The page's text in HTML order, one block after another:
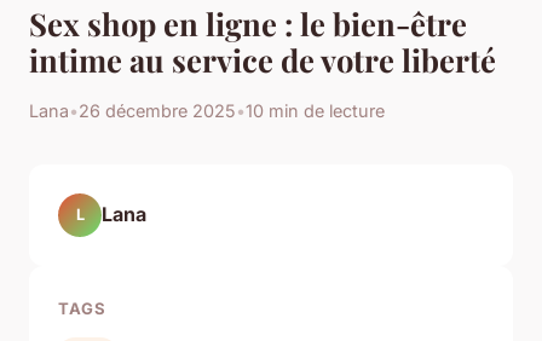
Sex shop en ligne : le bien-être
intime au service de votre liberté
Lana•26 décembre 2025•10 min de lecture
L Lana
TAGS